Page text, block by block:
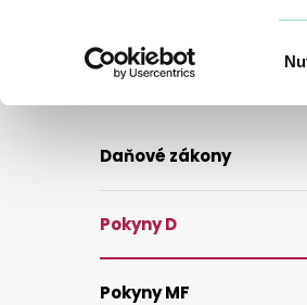
Daňové zákony
Pokyny D
Pokyny MF